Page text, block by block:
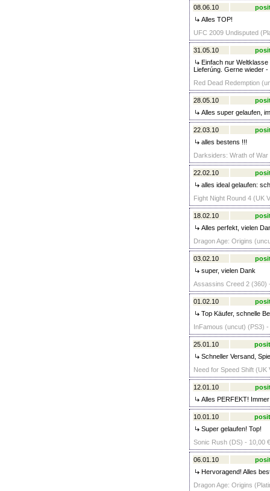
08.06.10
Alles TOP!
UFC 2009 Undisputed
31.05.10
Einfach nur
Lieferúng. Gerne wieder -
Red Dead Redemption
28.05.10
Alles super gelaufen,
22.03.10
alles bestens !!!
Darksiders: Wrath of
22.02.10
alles ideal gelaufen:
Fight Night Round 4 (UK
18.02.10
Alles perfekt, vielen
Dragon Age: Origins
03.02.10
super, vielen Dank
Assassins Creed 2 (360)
01.02.10
Top Käufer, schnelle
InFamous (uncut) (PS3) -
25.01.10
Schneller Versand,
Need for Speed Shift
12.01.10
Alles PERFEKT!
10.01.10
Super gelaufen! Top!
Sonic Rush (DS) - 10,00 €
06.01.10
Hervoragend! Alles
Dragon Age: Origins